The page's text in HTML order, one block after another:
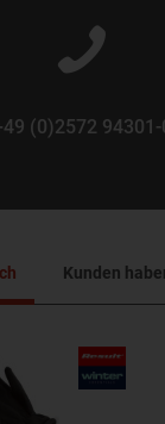
(0)2572 94301-
Kunden